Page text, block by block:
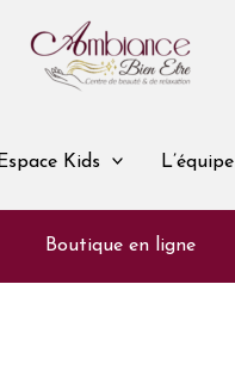
Espace Kids L’équipe
Boutique en ligne